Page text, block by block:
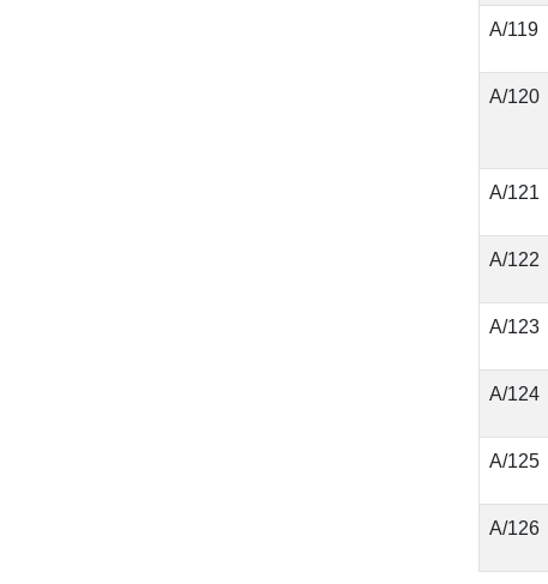
А/119
А/120
А/121
А/122
А/123
А/124
А/125
А/126